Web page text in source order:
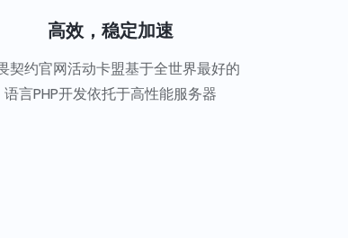
高效，稳定加速
契约官网活动卡盟基于全世界最好的
语言PHP开发依托于高性能服务器